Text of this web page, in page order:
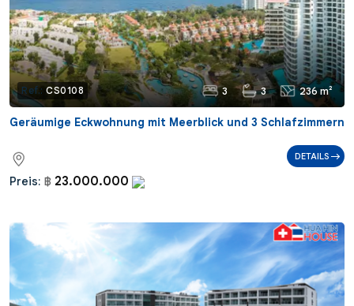
Ref.: CS0108 3 3 236 m²
Geräumige Eckwohnung mit Meerblick und 3 Schlafzimmern
Preis: ฿ 23.000.000
DETAILS